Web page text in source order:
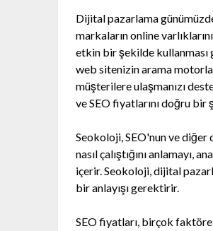
Dijital pazarlama
markaların online
etkin bir şekilde
web sitenizin arama
müşterilere ulaşmanızı
ve SEO fiyatlarını doğru
Seokoloji, SEO'nun ve
nasıl çalıştığını
içerir. Seokoloji, dijital
bir anlayışı gerektirir.
SEO fiyatları, birçok